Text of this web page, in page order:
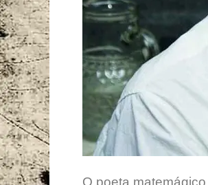
O poeta matemágico